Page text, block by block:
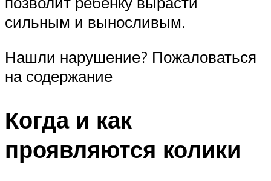
сильным и выносливым.
Нашли нарушение? Пожаловаться
на содержание
Когда и как
проявляются колики